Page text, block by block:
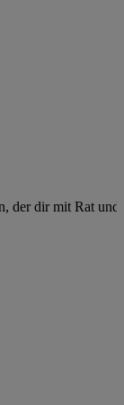
der dir mit Rat und